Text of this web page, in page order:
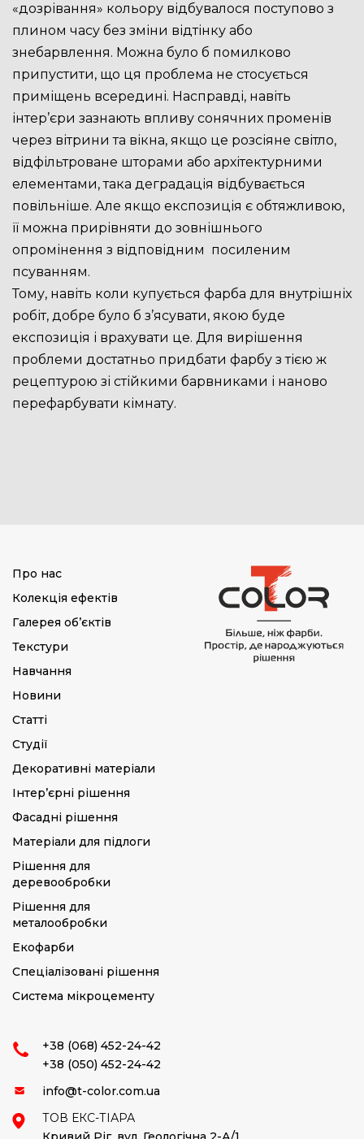
«дозрівання» кольору відбувалося поступово з
плином часу без зміни відтінку або
знебарвлення. Можна було б помилково
припустити, що ця проблема не стосується
приміщень всередині. Насправді, навіть
інтер’єри зазнають впливу сонячних променів
через вітрини та вікна, якщо це розсіяне світло,
відфільтроване шторами або архітектурними
елементами, така деградація відбувається
повільніше. Але якщо експозиція є обтяжливою,
її можна прирівняти до зовнішнього
опромінення з відповідним посиленим
псуванням.
Тому, навіть коли купується фарба для внутрішніх
робіт, добре було б з’ясувати, якою буде
експозиція і врахувати це. Для вирішення
проблеми достатньо придбати фарбу з тією ж
рецептурою зі стійкими барвниками і наново
перефарбувати кімнату.
Про нас
Колекція ефектів
Галерея об’єктів
Текстури
Навчання
Новини
Статті
Студії
Декоративні матеріали
Інтер’єрні рішення
Фасадні рішення
Матеріали для підлоги
Рішення для
деревообробки
Рішення для
металообробки
Екофарби
Спеціалізовані рішення
Система мікроцементу
+38 (068) 452-24-42
+38 (050) 452-24-42
info@t-color.com.ua
ТОВ ЕКС-ТІАРА